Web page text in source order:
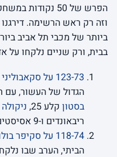
וזה רק ראש הרשימה.
ביותר של מכבי תל אביב
בבית, ורק שניים נלקחו על
123-73 על סקאבוליני פזארו
הגדול של העשור, עם
בסטון קלע 25, ניקולה
ריבאונדים ו-9 אסיסטים.
118-74 על סקיפר בולוניה